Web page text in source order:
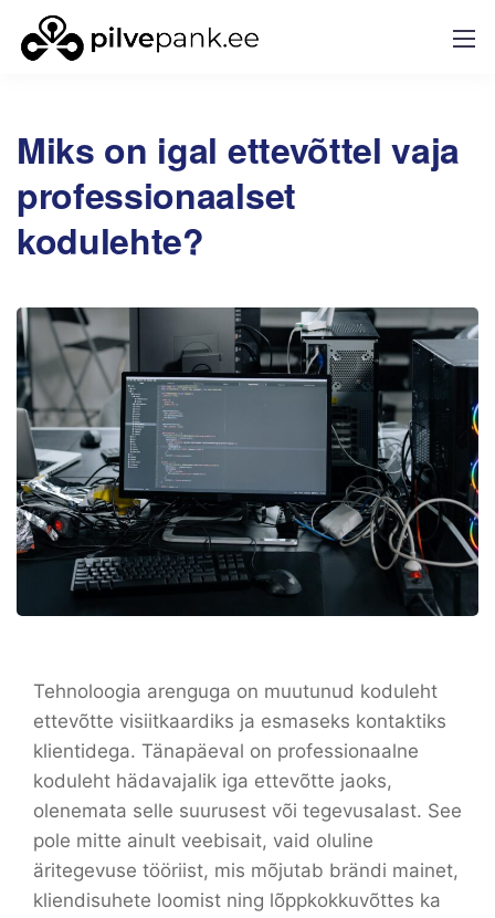
Miks on igal ettevõttel vaja
professionaalset
kodulehte?
Tehnoloogia arenguga on muutunud koduleht
ettevõtte visiitkaardiks ja esmaseks kontaktiks
klientidega. Tänapäeval on professionaalne
koduleht hädavajalik iga ettevõtte jaoks,
olenemata selle suurusest või tegevusalast. See
pole mitte ainult veebisait, vaid oluline
äritegevuse tööriist, mis mõjutab brändi mainet,
kliendisuhete loomist ning lõppkokkuvõttes ka